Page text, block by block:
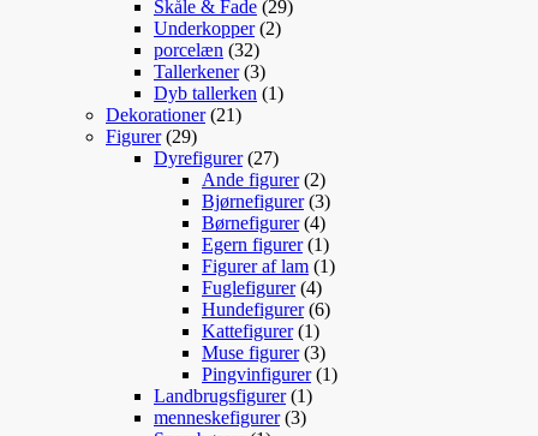
Skåle & Fade 2929
Underkopper 22
porcelæn 3232
varer
Tallerkener 33
varer
Dyb tallerken 11
Dekorationer 2121
Figurer 2929
varer
Dyrefigurer 2727
varer
Ande figurer 22
varer
Bjørnefigurer 33
varer
Børnefigurer 44
varer
Egern figurer 11
vare
Figurer af lam 11
Fuglefigurer 44
varer
Hundefigurer 66
Kattefigurer 11
vare
Muse figurer 33
varer
Pingvinfigurer 11
Landbrugsfigurer 11
vare
menneskefigurer 33